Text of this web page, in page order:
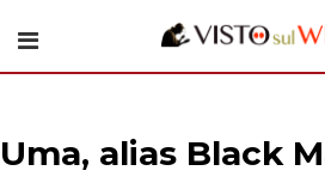
Uma, alias Black